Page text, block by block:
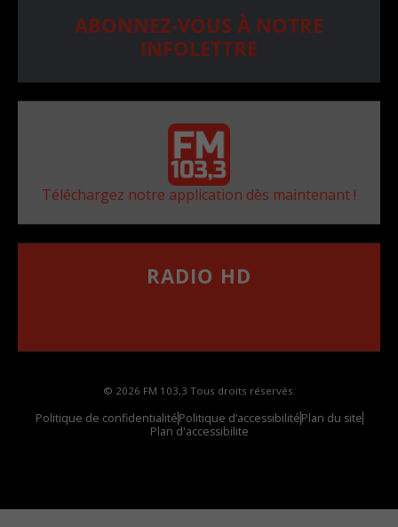
ABONNEZ-VOUS À NOTRE
INFOLETTRE
Téléchargez notre application dès maintenant !
RADIO HD
© 2026 FM 103,3 Tous droits réservés.
Politique de confidentialitéPolitique d’accessibilitéPlan du site
Plan d'accessibilite